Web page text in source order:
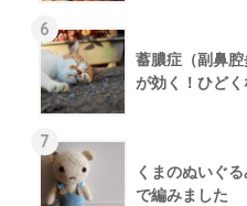
6
蓄膿症（副鼻
が効く！ひど
7
くまのぬいぐ
で編みました